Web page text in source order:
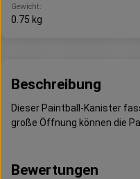
Gewicht:
0.75 kg
Beschreibung
Dieser Paintball-Kanister
große Öffnung können die
Bewertungen